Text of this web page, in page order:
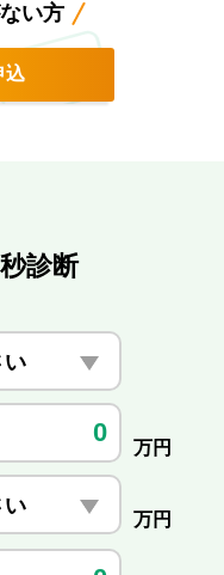
い方
込
秒診断
い
万円
い
万円